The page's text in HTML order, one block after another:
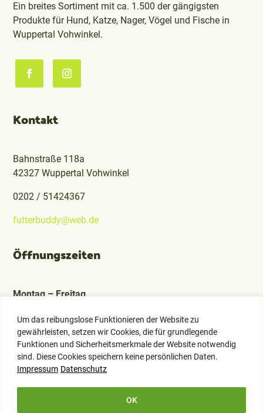
Um das reibungslose Funktionieren der Website zu
gewährleisten, setzen wir Cookies, die für grundlegende
Funktionen und Sicherheitsmerkmale der Website notwendig
sind. Diese Cookies speichern keine persönlichen Daten.
Impressum Datenschutz
OK
Ein breites Sortiment mit ca. 1.500 der gängigsten
Produkte für Hund, Katze, Nager, Vögel und Fische in
Wuppertal Vohwinkel.
Kontakt
Bahnstraße 118a
42327 Wuppertal Vohwinkel
0202 / 51424367
futterbuddy@web.de
Öffnungszeiten
Montag – Freitag
Samstag
09:30 – 14:00
Service und Informationen